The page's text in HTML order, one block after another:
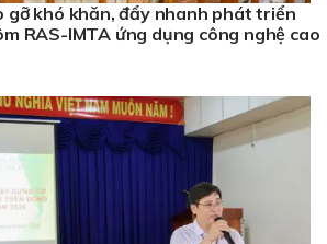
gỡ khó khăn, đẩy nhanh phát triển
RAS-IMTA ứng dụng công nghệ cao